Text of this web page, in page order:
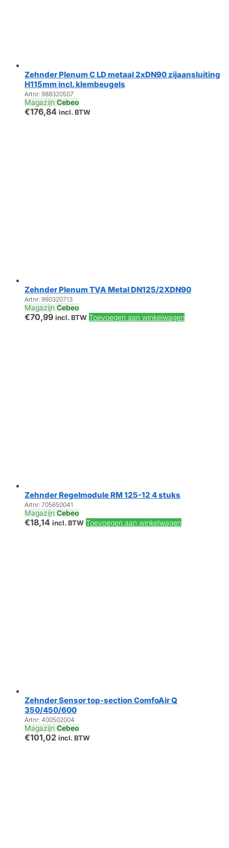
Zehnder Plenum C LD metaal 2xDN90 zijaansluiting
H115mm incl. klembeugels
Artnr: 988320507
Magazijn Cebeo
€176,84 incl. BTW
Zehnder Plenum TVA Metal DN125/2XDN90
Artnr: 990320713
Magazijn Cebeo
€70,99 incl. BTW Toevoegen aan winkelwagen
Zehnder Regelmodule RM 125-12 4 stuks
Artnr: 705650041
Magazijn Cebeo
€18,14 incl. BTW Toevoegen aan winkelwagen
Zehnder Sensor top-section ComfoAir Q
350/450/600
Artnr: 400502004
Magazijn Cebeo
€101,02 incl. BTW